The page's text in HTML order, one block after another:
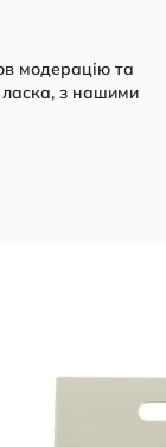
модерацію та
ласка, з нашими